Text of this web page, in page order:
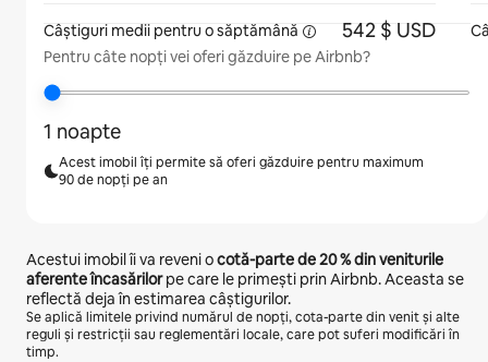
Pentru câte nopți vei oferi găzduire pe Airbnb?
1 noapte
Acest imobil îți permite să oferi găzduire pentru maximum
90 de nopți pe an
Acestui imobil îi va reveni ocotă-parte de20 %din veniturile
aferente încasărilorpe care le primești prin Airbnb. Aceasta se
reflectă deja în estimarea câștigurilor.
Se aplică limitele privind numărul de nopți, cota-parte din venit și alte
reguli și restricții sau reglementări locale, care pot suferi modificări în
timp.
Câștiguri medii pentru o săptămână 542 $ USD